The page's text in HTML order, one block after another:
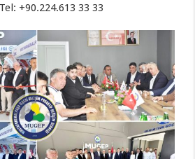
+90.224.613 33 33